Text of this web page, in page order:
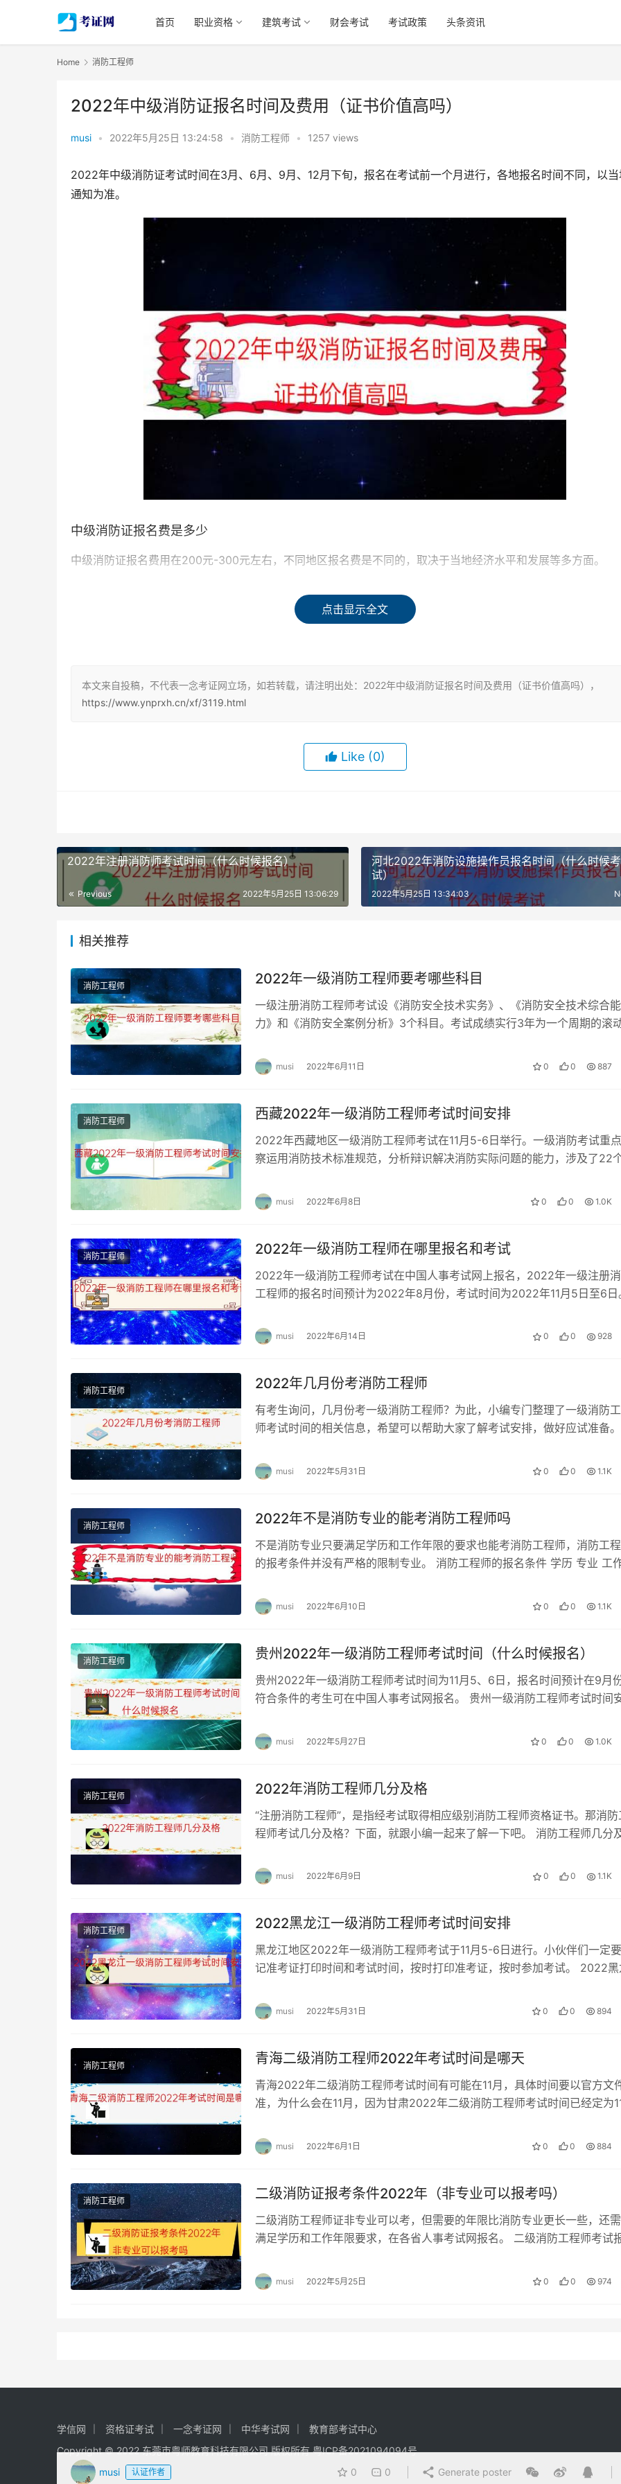
首页 职业资格 建筑考试 财会考试 考试政策 头条资讯
Home 消防工程师
2022年中级消防证报名时间及费用（证书价值高吗）
musi • 2022年5月25日 13:24:58 • 消防工程师 • 1257 views
2022年中级消防证考试时间在3月、6月、9月、12月下旬，报名在考试前一个月进行，各地报名时间不同，以
通知为准。
中级消防证报名费是多少
中级消防证报名费用在200元-300元左右，不同地区报名费是不同的，取决于当地经济水平和发展等多方面。
以某机构为例，中级消防证鉴定费按每人每次295.00元，理论知识考试费每人每次40.00元，操作技能鉴定费每
中级消防证的价值高吗
从事消防设施维检测服务的消防技术服务机构和从事消防设施维护检测、消防安全评估的消防技术服务机构必须要
点击显示全文
本文来自投稿，不代表一念考证网立场，如若转载，请注明出处：2022年中级消防证报名时间及费用（证书价值高吗），
https://www.ynprxh.cn/xf/3119.html
Like (0)
musi 认证作者 0 0 Generate poster
2022年注册消防师考试时间（什么时候报名）
Previous 2022年5月25日 13:06:29
河北2022年消防设施操作员报名时间（什么时候考
试）
2022年5月25日 13:34:03
相关推荐
消防工程师 2022年一级消防工程师要考哪些科目
一级注册消防工程师考试设《消防安全技术实务》、《消防安全技术综合能
力》和《消防安全案例分析》3个科目。考试成绩实行3年为一个周期的滚
musi 2022年6月11日 0 0 887
消防工程师 西藏2022年一级消防工程师考试时间安排
2022年西藏地区一级消防工程师考试在11月5-6日举行。一级消防考试重
察运用消防技术标准规范，分析辩识解决消防实际问题的能力，涉及了22
musi 2022年6月8日 0 0 1.0K
消防工程师 2022年一级消防工程师在哪里报名和考试
2022年一级消防工程师考试在中国人事考试网上报名，2022年一级注册
工程师的报名时间预计为2022年8月份，考试时间为2022年11月5日至6日
musi 2022年6月14日 0 0 928
消防工程师 2022年几月份考消防工程师
有考生询问，几月份考一级消防工程师？为此，小编专门整理了一级消防
师考试时间的相关信息，希望可以帮助大家了解考试安排，做好应试准备
musi 2022年5月31日 0 0 1.1K
消防工程师 2022年不是消防专业的能考消防工程师吗
不是消防专业只要满足学历和工作年限的要求也能考消防工程师，消防工
的报考条件并没有严格的限制专业。 消防工程师的报名条件 学历 专业 工
musi 2022年6月10日 0 0 1.1K
消防工程师 贵州2022年一级消防工程师考试时间（什么时候报名）
贵州2022年一级消防工程师考试时间为11月5、6日，报名时间预计在9月份
符合条件的考生可在中国人事考试网报名。 贵州一级消防工程师考试时间
musi 2022年5月27日 0 0 1.0K
消防工程师 2022年消防工程师几分及格
“注册消防工程师”，是指经考试取得相应级别消防工程师资格证书。那消防
程师考试几分及格？下面，就跟小编一起来了解一下吧。 消防工程师几分
musi 2022年6月9日 0 0 1.1K
消防工程师 2022黑龙江一级消防工程师考试时间安排
黑龙江地区2022年一级消防工程师考试于11月5-6日进行。小伙伴们一定
记准考证打印时间和考试时间，按时打印准考证，按时参加考试。 2022
musi 2022年5月31日 0 0 894
消防工程师 青海二级消防工程师2022年考试时间是哪天
青海2022年二级消防工程师考试时间有可能在11月，具体时间要以官方文
准，为什么会在11月，因为甘肃2022年二级消防工程师考试时间已经定为
musi 2022年6月1日 0 0 884
消防工程师 二级消防证报考条件2022年（非专业可以报考吗）
二级消防工程师证非专业可以考，但需要的年限比消防专业更长一些，还
满足学历和工作年限要求，在各省人事考试网报名。 二级消防工程师考试
musi 2022年5月25日 0 0 974
学信网 资格证考试 一念考证网 中华考试网
教育部考试中心
Copyright © 2022 东莞市粤师教育科技有限公司 版权所有粤ICP备2021094094号